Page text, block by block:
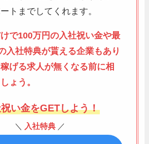
トまでしてくれます。
で100万円の入社祝い金や最
入社特典が貰える企業もあり
げる求人が無くなる前に相
ょう。
い金をGETしよう！
＼ 入社特典 ／